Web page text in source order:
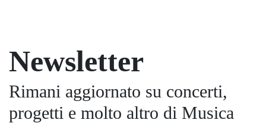
Newsletter
Rimani aggiornato su concerti,
progetti e molto altro di Musica